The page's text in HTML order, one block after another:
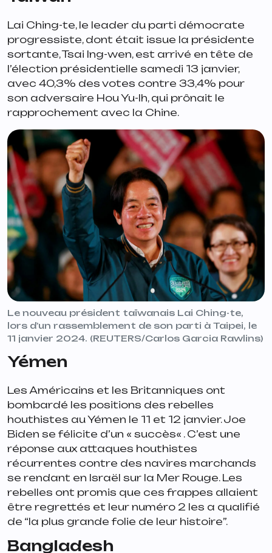
Lai Ching-te, le leader du parti démocrate
progressiste, dont était issue la présidente
sortante, Tsai Ing-wen, est arrivé en tête de
l’élection présidentielle samedi 13 janvier,
avec 40,3% des votes contre 33,4% pour
son adversaire Hou Yu-Ih, qui prônait le
rapprochement avec la Chine.
Le nouveau président taïwanais Lai Ching-te,
lors d’un rassemblement de son parti à Taipei, le
11 janvier 2024. (REUTERS/Carlos Garcia Rawlins)
Yémen
Les Américains et les Britanniques ont
bombardé les positions des rebelles
houthistes au Yémen le 11 et 12 janvier. Joe
Biden se félicite d’un « succès« . C’est une
réponse aux attaques houthistes
récurrentes contre des navires marchands
se rendant en Israël sur la Mer Rouge. Les
rebelles ont promis que ces frappes allaient
être regrettés et leur numéro 2 les a qualifié
de “la plus grande folie de leur histoire”.
Bangladesh